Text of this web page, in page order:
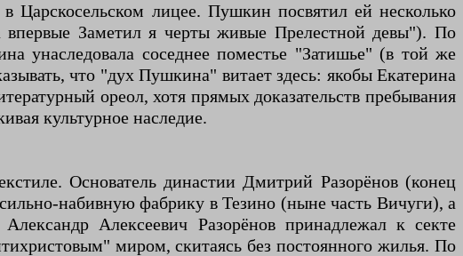
лицее. Пушкин посвятил ей несколько
Заметил я черты живые Прелестной девы"). По
унаследовала соседнее поместье "Затишье" (в той же
что "дух Пушкина" витает здесь: якобы Екатерина
ореол, хотя прямых доказательств пребывания
культурное наследие.
Основатель династии Дмитрий Разорёнов (конец
набивную фабрику в Тезино (ныне часть Вичуги), а
Алексеевич Разорёнов принадлежал к секте
миром, скитаясь без постоянного жилья. По